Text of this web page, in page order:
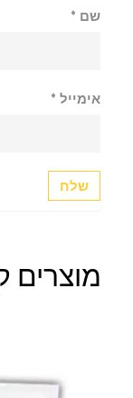
שם *
אימייל *
מוצרים